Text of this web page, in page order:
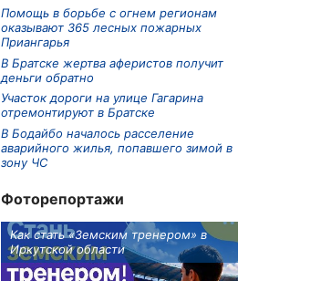
Помощь в борьбе с огнем регионам
оказывают 365 лесных пожарных
Приангарья
В Братске жертва аферистов получит
деньги обратно
Участок дороги на улице Гагарина
отремонтируют в Братске
В Бодайбо началось расселение
аварийного жилья, попавшего зимой в
зону ЧС
Фоторепортажи
Как стать «Земским тренером» в
Иркутской области